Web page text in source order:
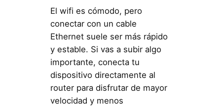
El wifi es cómodo, pero
conectar con un cable
Ethernet suele ser más rápido
y estable. Si vas a subir algo
importante, conecta tu
dispositivo directamente al
router para disfrutar de mayor
velocidad y menos